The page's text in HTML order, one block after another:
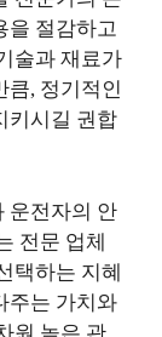
을 절감하고
술과 재료가
큼, 정기적인
키시길 권합
운전자의 안
전문 업체
택하는 지혜
주는 가치와